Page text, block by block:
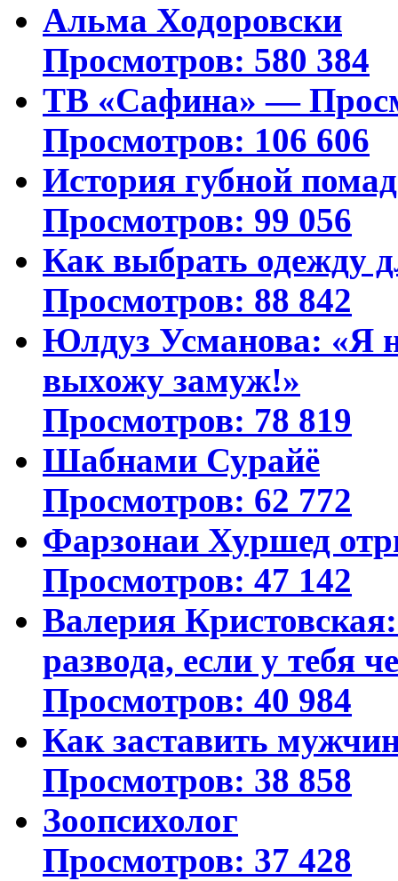
Альма Ходоровски
Просмотров: 580 384
ТВ «Сафина» —
Просмотров: 106 606
История губной
Просмотров: 99 056
Как выбрать одежду
Просмотров: 88 842
Юлдуз Усманова: «Я
выхожу замуж!»
Просмотров: 78 819
Шабнами Сурайё
Просмотров: 62 772
Фарзонаи Хуршед
Просмотров: 47 142
Валерия
развода, если у тебя
Просмотров: 40 984
Как заставить
Просмотров: 38 858
Зоопсихолог
Просмотров: 37 428